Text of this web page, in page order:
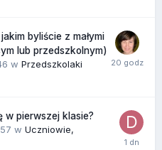
byliście z małymi
lub przedszkolnym)
w Przedszkolaki
w pierwszej klasie?
w Uczniowie,